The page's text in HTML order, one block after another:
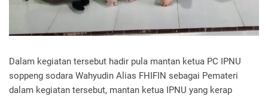
Dalam kegiatan tersebut hadir pula mantan ketua PC IPNU
soppeng sodara Wahyudin Alias FHIFIN sebagai Pemateri
dalam kegiatan tersebut, mantan ketua IPNU yang kerap